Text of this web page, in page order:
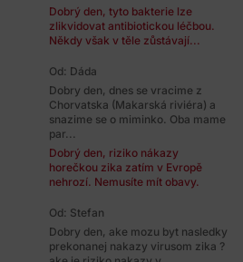
Dobrý den, tyto bakterie lze
zlikvidovat antibiotickou léčbou.
Někdy však v těle zůstávají...
Od: Dáda
Dobry den, dnes se vracime z
Chorvatska (Makarská riviéra) a
snazime se o miminko. Oba mame
par...
Dobrý den, riziko nákazy
horečkou zika zatím v Evropě
nehrozí. Nemusíte mít obavy.
Od: Stefan
Dobry den, ake mozu byt nasledky
prekonanej nakazy virusom zika ?